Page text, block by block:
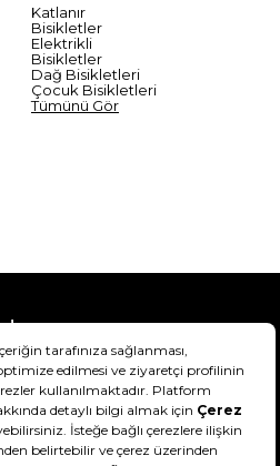
Katlanır
Bisikletler
Elektrikli
Bisikletler
Dağ Bisikletleri
Çocuk Bisikletleri
Tümünü Gör
Teslimat Bilgisi
Şartlar & Koşullar
Hakkımızda